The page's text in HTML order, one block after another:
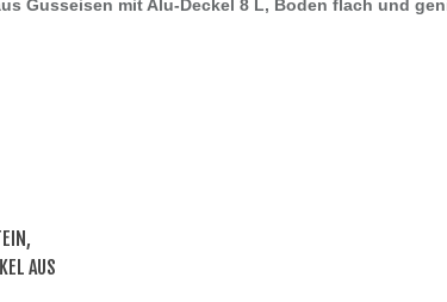
Gusseisen mit Alu-Deckel 8 L, Boden flach und
AUS